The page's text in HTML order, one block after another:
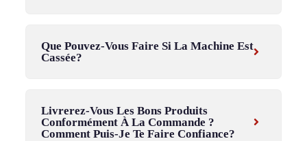
Que Pouvez-Vous Faire Si La Machine Est
Cassée?
Livrerez-Vous Les Bons Produits
Conformément À La Commande ?
Comment Puis-Je Te Faire Confiance?